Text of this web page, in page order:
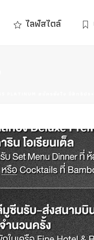
ไลฟ์สไตล์